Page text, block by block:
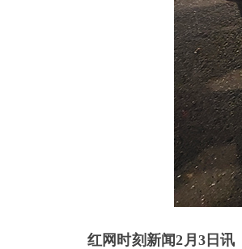
红网时刻新闻2月3日讯